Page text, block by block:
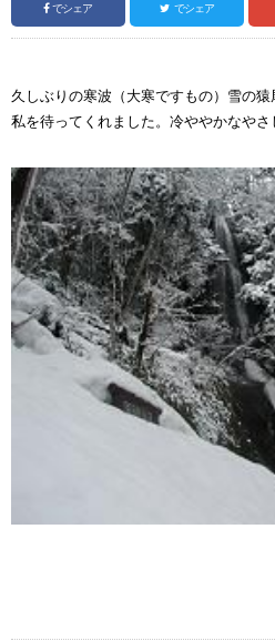
でシェア でシェア
久しぶりの寒波（大寒ですもの）雪の
私を待ってくれました。冷ややかなやさ